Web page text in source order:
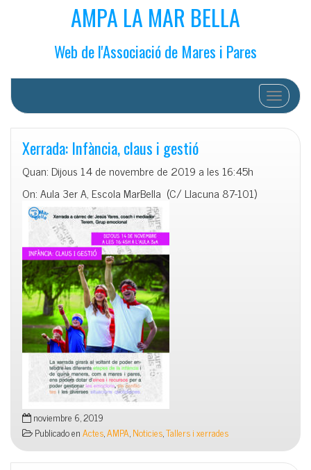
AMPA LA MAR BELLA
Web de l'Associació de Mares i Pares
Cambiar
Xerrada: Infància, claus i gestió
Quan: Dijous 14 de novembre de 2019 a les 16:45h
On: Aula 3er A, Escola MarBella (C/ Llacuna 87-101)
noviembre 6, 2019
Publicado enActes,AMPA,Noticies,Tallers i xerrades